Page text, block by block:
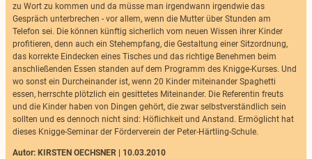
zu Wort zu kommen und da müsse man irgendwann irgendwie das
Gespräch unterbrechen - vor allem, wenn die Mutter über Stunden am
Telefon sei. Die können künftig sicherlich vom neuen Wissen ihrer Kinder
profitieren, denn auch ein Stehempfang, die Gestaltung einer Sitzordnung,
das korrekte Eindecken eines Tisches und das richtige Benehmen beim
anschließenden Essen standen auf dem Programm des Knigge-Kurses. Und
wo sonst ein Durcheinander ist, wenn 20 Kinder miteinander Spaghetti
essen, herrschte plötzlich ein gesittetes Miteinander. Die Referentin freuts
und die Kinder haben von Dingen gehört, die zwar selbstverständlich sein
sollten und es dennoch nicht sind: Höflichkeit und Anstand. Ermöglicht hat
dieses Knigge-Seminar der Förderverein der Peter-Härtling-Schule.
Autor: KIRSTEN OECHSNER | 10.03.2010